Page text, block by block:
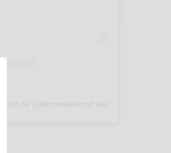
(@konsolenkost.de)